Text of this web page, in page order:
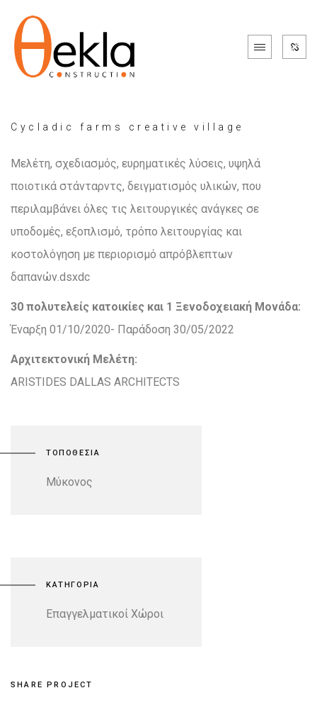
Cycladic farms creative village
Μελέτη, σχεδιασμός, ευρηματικές λύσεις, υψηλά
ποιοτικά στάνταρντς, δειγματισμός υλικών, που
περιλαμβάνει όλες τις λειτουργικές ανάγκες σε
υποδομές, εξοπλισμό, τρόπο λειτουργίας και
κοστολόγηση με περιορισμό απρόβλεπτων
δαπανών.dsxdc
30 πολυτελείς κατοικίες και 1 Ξενοδοχειακή Μονάδα:
Έναρξη 01/10/2020- Παράδοση 30/05/2022
Αρχιτεκτονική Μελέτη:
ARISTIDES DALLAS ARCHITECTS
ΤΟΠΟΘΕΣΙΑ
Μύκονος
ΚΑΤΗΓΟΡΙΑ
Επαγγελματικοί Χώροι
SHARE PROJECT